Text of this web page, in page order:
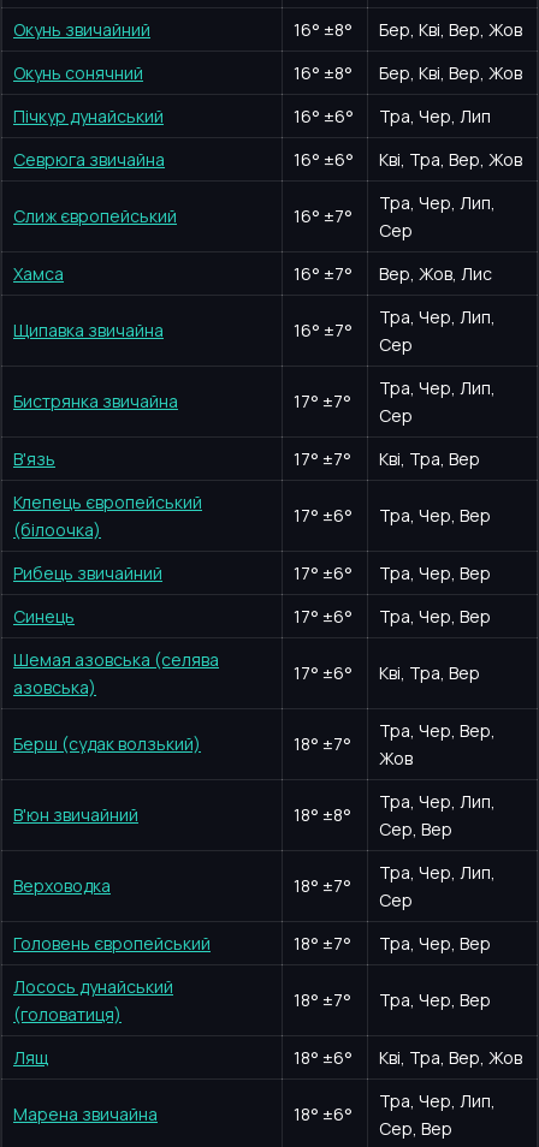
Окунь звичайний
16° ±8°
Бер, Кві, Вер, Жов
Окунь сонячний
16° ±8°
Бер, Кві, Вер, Жов
Пічкур дунайський
16° ±6°
Тра, Чер, Лип
Севрюга звичайна
16° ±6° Кві, Тра, Вер, Жов
Слиж європейський 16° ±7°
Тра, Чер, Лип,
Сер
Хамса
16° ±7° Вер, Жов, Лис
Щипавка звичайна 16° ±7°
Тра, Чер, Лип,
Сер
Бистрянка звичайна 17° ±7°
Тра, Чер, Лип,
Сер
В'язь
17° ±7°
Кві, Тра, Вер
Клепець європейський
(білоочка)
17° ±6° Тра, Чер, Вер
Рибець звичайний 17° ±6°
Тра, Чер, Вер
Синець
17° ±6°
Тра, Чер, Вер
Шемая азовська (селява
азовська)
17° ±6° Кві, Тра, Вер
Берш (судак волзький) 18° ±7°
Тра, Чер, Вер,
Жов
В'юн звичайний 18° ±8°
Тра, Чер, Лип,
Сер, Вер
Верховодка 18° ±7°
Тра, Чер, Лип,
Сер
Головень європейський
18° ±7°
Тра, Чер, Вер
Лосось дунайський
(головатиця)
18° ±7° Тра, Чер, Вер
Лящ 18° ±6° Кві, Тра, Вер, Жов
Марена звичайна 18° ±6°
Тра, Чер, Лип,
Сер, Вер